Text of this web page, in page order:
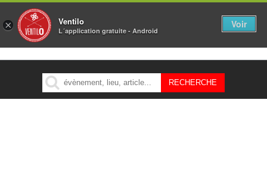
MENU
× Ventilo
L´application gratuite - Android
Voir